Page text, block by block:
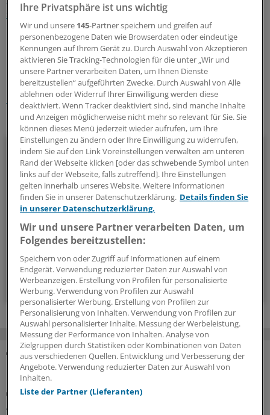
sind.(ger)
0
Schlagworte:
Recht Berufspolitik Netze und Kooperation
Ihr Newsletter zum Thema
Beruf & Alltag
Die Sonntagslektüre: Lesen Sie Wissenswertes und
Nützliches für Ihre tägliche Arbeit, lassen Sie sich von
Kolleginnen und Kollegen inspirieren - und seien Sie immer
Zum Abonnieren bitte anmelden
MEHR ZUM THEMA
Stationsärztin muss Entschädigung zahlen
Aktuelles Urteil: Gesundheitsdaten der Kollegen
Ihre Privatsphäre ist uns wichtig
Wir und unsere 145-Partner speichern und greifen auf
personenbezogene Daten wie Browserdaten oder eindeutige
Kennungen auf Ihrem Gerät zu. Durch Auswahl von Akzeptieren
aktivieren Sie Tracking-Technologien für die unter „Wir und
unsere Partner verarbeiten Daten, um Ihnen Dienste
bereitzustellen“ aufgeführten Zwecke. Durch Auswahl von Alle
ablehnen oder Widerruf Ihrer Einwilligung werden diese
deaktiviert. Wenn Tracker deaktiviert sind, sind manche Inhalte
und Anzeigen möglicherweise nicht mehr so relevant für Sie. Sie
können dieses Menü jederzeit wieder aufrufen, um Ihre
Einstellungen zu ändern oder Ihre Einwilligung zu widerrufen,
indem Sie auf den Link Voreinstellungen verwalten am unteren
Rand der Webseite klicken [oder das schwebende Symbol unten
links auf der Webseite, falls zutreffend]. Ihre Einstellungen
gelten innerhalb unseres Website. Weitere Informationen
finden Sie in unserer Datenschutzerklärung. Details finden Sie
in unserer Datenschutzerklärung.
Wir und unsere Partner verarbeiten Daten, um
Folgendes bereitzustellen:
Speichern von oder Zugriff auf Informationen auf einem
Endgerät. Verwendung reduzierter Daten zur Auswahl von
Werbeanzeigen. Erstellung von Profilen für personalisierte
Werbung. Verwendung von Profilen zur Auswahl
personalisierter Werbung. Erstellung von Profilen zur
Personalisierung von Inhalten. Verwendung von Profilen zur
Auswahl personalisierter Inhalte. Messung der Werbeleistung.
Messung der Performance von Inhalten. Analyse von
Zielgruppen durch Statistiken oder Kombinationen von Daten
aus verschiedenen Quellen. Entwicklung und Verbesserung der
Angebote. Verwendung reduzierter Daten zur Auswahl von
Inhalten.
Liste der Partner (Lieferanten)